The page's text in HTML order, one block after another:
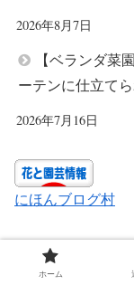
2026年8月7日
【ベランダ菜
ーテンに仕立て
2026年7月16日
にほんブログ村
ホーム